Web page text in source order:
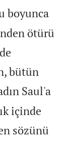
boyunca
ötürü
bütün
Saul'a
içinde
sözünü